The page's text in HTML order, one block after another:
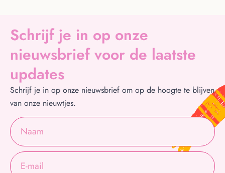
Schrijf je in op onze
nieuwsbrief voor de laatste
updates
Schrijf je in op onze nieuwsbrief om op de hoogte te blijven
van onze nieuwtjes.